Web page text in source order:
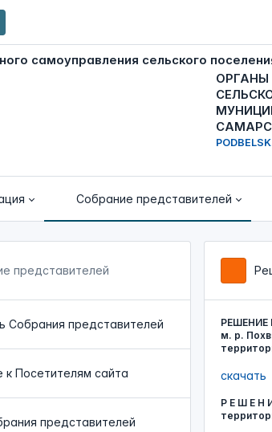
ОРГАНЫ
Собрание представителей
представителей
Собрания представителей
Посетителям сайта
представителей
РЕШЕНИЕ
м. р.
скачать
Р Е Ш Е Н